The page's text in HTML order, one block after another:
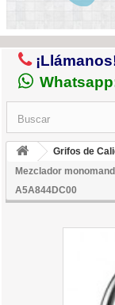
Grifos de
Mezclador
A5A844DC00